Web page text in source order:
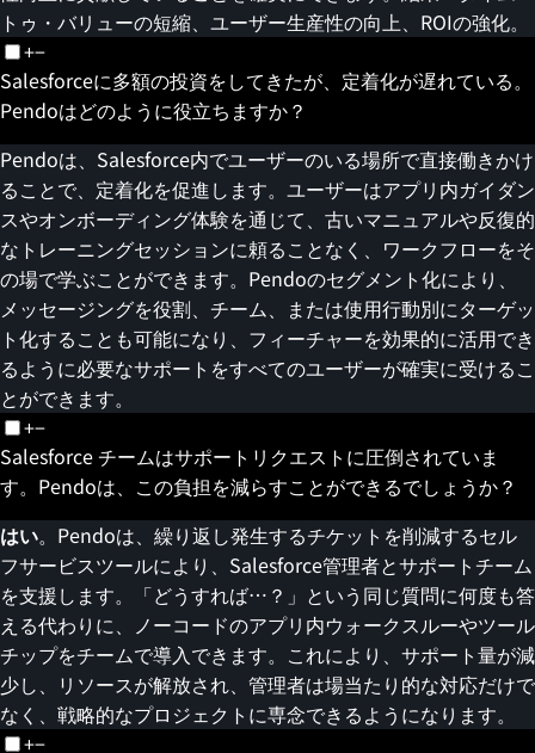
トゥ・バリューの短縮、ユーザー生産性の向上、ROIの強化。
+−
Salesforceに多額の投資をしてきたが、定着化が遅れている。
Pendoはどのように役立ちますか？
Pendoは、Salesforce内でユーザーのいる場所で直接働きかけ
ることで、定着化を促進します。ユーザーはアプリ内ガイダン
スやオンボーディング体験を通じて、古いマニュアルや反復的
なトレーニングセッションに頼ることなく、ワークフローをそ
の場で学ぶことができます。Pendoのセグメント化により、
メッセージングを役割、チーム、または使用行動別にターゲッ
ト化することも可能になり、フィーチャーを効果的に活用でき
るように必要なサポートをすべてのユーザーが確実に受けるこ
とができます。
+−
Salesforce チームはサポートリクエストに圧倒されていま
す。Pendoは、この負担を減らすことができるでしょうか？
はい。Pendoは、繰り返し発生するチケットを削減するセル
フサービスツールにより、Salesforce管理者とサポートチーム
を支援します。「どうすれば…？」という同じ質問に何度も答
える代わりに、ノーコードのアプリ内ウォークスルーやツール
チップをチームで導入できます。これにより、サポート量が減
少し、リソースが解放され、管理者は場当たり的な対応だけで
なく、戦略的なプロジェクトに専念できるようになります。
+−